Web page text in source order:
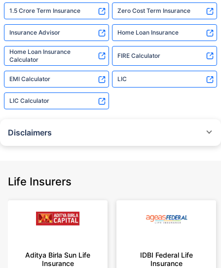
1.5 Crore Term Insurance Zero Cost Term Insurance
Insurance Advisor Home Loan Insurance
Home Loan Insurance
Calculator
FIRE Calculator
EMI Calculator LIC
LIC Calculator
Disclaimers
Policybazaar does not endorse, rate or recommend any particular insurer
+On the basis of your profile
years of age, rounded off to nearest 10
Life Insurers
Aditya Birla Sun Life
Insurance
IDBI Federal Life
Insurance